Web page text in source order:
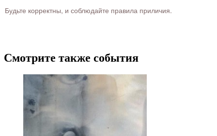
Будьте корректны, и соблюдайте правила приличия.
Смотрите также события